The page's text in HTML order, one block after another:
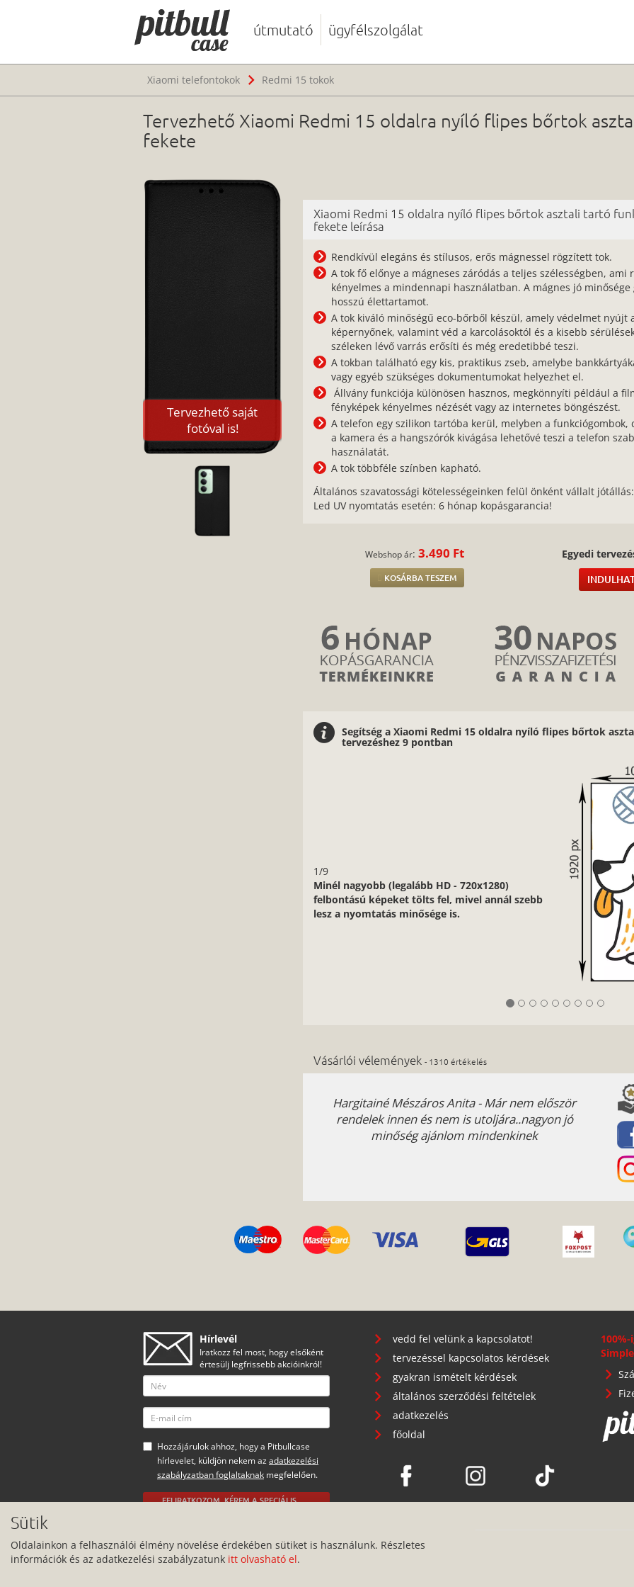
útmutató ügyfélszolgálat
Xiaomi telefontokok Redmi 15 tokok
Tervezhető Xiaomi Redmi 15 oldalra nyíló flipes bőrtok
fekete
Tervezhető saját
fotóval is!
Xiaomi Redmi 15 oldalra nyíló flipes bőrtok asztali tartó
fekete leírása
Rendkívül elegáns és stílusos, erős mágnessel rögzített tok.
A tok fő előnye a mágneses záródás a teljes szélességben, ami
kényelmes a mindennapi használatban. A mágnes jó minősége
hosszú élettartamot.
A tok kiváló minőségű eco-bőrből készül, amely védelmet nyújt
képernyőnek, valamint véd a karcolásoktól és a kisebb
széleken lévő varrás erősíti és még eredetibbé teszi.
A tokban található egy kis, praktikus zseb, amelybe
vagy egyéb szükséges dokumentumokat helyezhet el.
Állvány funkciója különösen hasznos, megkönnyíti például a
fényképek kényelmes nézését vagy az internetes böngészést.
A telefon egy szilikon tartóba kerül, melyben a funkciógombok,
a kamera és a hangszórók kivágása lehetővé teszi a telefon
használatát.
A tok többféle színben kapható.
Általános szavatossági kötelességeinken felül önként vállalt jótállás:
Led UV nyomtatás esetén: 6 hónap kopásgarancia!
Webshop ár:3.490 Ft
KOSÁRBA TESZEM
Egyedi
Segítség a Xiaomi Redmi 15 oldalra nyíló flipes bőrtok
tervezéshez 9 pontban
1/9
Minél nagyobb (legalább HD - 720x1280)
felbontású képeket tölts fel, mivel annál szebb
lesz a nyomtatás minősége is.
Vásárlói vélemények- 1310 értékelés
Hargitainé Mészáros Anita - Már nem először
rendelek innen és nem is utoljára..nagyon jó
minőség ajánlom mindenkinek
Hírlevél
Iratkozz fel most, hogy elsőként
értesülj legfrissebb akcióinkról!
Hozzájárulok ahhoz, hogy a Pitbullcase
hírlevelet, küldjön nekem az adatkezelési
szabályzatban foglaltaknak megfelelően.
FELIRATKOZOM, KÉREM A SPECIÁLIS
Minden jog fenntartva.
vedd fel velünk a kapcsolatot!
tervezéssel kapcsolatos kérdések
gyakran ismételt kérdések
általános szerződési feltételek
adatkezelés
főoldal
Sütik
Oldalainkon a felhasználói élmény növelése érdekében sütiket is használunk. Részletes
információk és az adatkezelési szabályzatunk itt olvasható el.